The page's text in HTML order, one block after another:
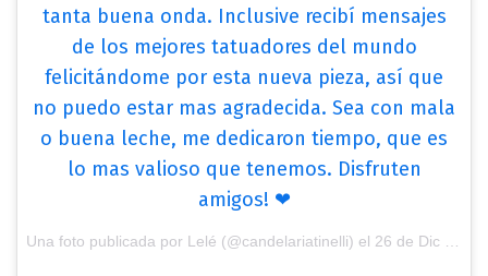
tanta buena onda. Inclusive recibí mensajes
de los mejores tatuadores del mundo
felicitándome por esta nueva pieza, así que
no puedo estar mas agradecida. Sea con mala
o buena leche, me dedicaron tiempo, que es
lo mas valioso que tenemos. Disfruten
amigos! ❤
Una foto publicada por Lelé (@candelariatinelli) el 26 de Dic de 2016 a la(s) 6:13 PST